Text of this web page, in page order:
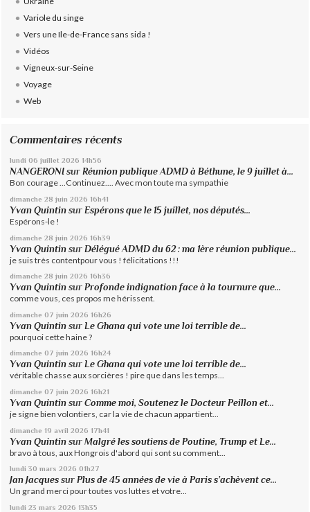
Variole du singe
Vers une Ile-de-France sans sida !
Vidéos
Vigneux-sur-Seine
Voyage
Web
Commentaires récents
lundi 06 juillet 2026 14h56
NANGERONI surRéunion publique ADMD à Béthune, le 9 juillet à...
Bon courage ...Continuez.... Avec mon toute ma sympathie
dimanche 28 juin 2026 16h41
Yvan Quintin surEspérons que le 15 juillet, nos députés...
Espérons-le !
dimanche 28 juin 2026 16h39
Yvan Quintin surDélégué ADMD du 62 : ma 1ère réunion publique...
je suis très contentpour vous ! félicitations !!!
dimanche 28 juin 2026 16h36
Yvan Quintin surProfonde indignation face à la tournure que...
comme vous, ces propos me hérissent.
dimanche 07 juin 2026 16h26
Yvan Quintin sur Le Ghana qui vote une loi terrible de...
pourquoi cette haine ?
dimanche 07 juin 2026 16h24
Yvan Quintin surLe Ghana qui vote une loi terrible de...
véritable chasse aux sorcières ! pire que dans les temps...
dimanche 07 juin 2026 16h21
Yvan Quintin surComme moi, Soutenez le Docteur Peillon et...
je signe bien volontiers, car la vie de chacun appartient...
dimanche 19 avril 2026 17h41
Yvan Quintin surMalgré les soutiens de Poutine, Trump et Le...
bravo à tous, aux Hongrois d'abord qui sont su comment...
lundi 30 mars 2026 01h27
Jan Jacques surPlus de 45 années de vie à Paris s’achèvent ce...
Un grand merci pour toutes vos luttes et votre...
lundi 23 mars 2026 13h35